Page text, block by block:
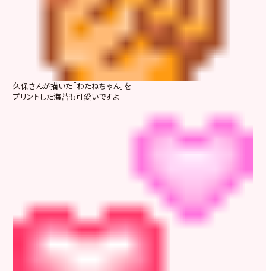
久保さんが描いた「わたねちゃん」を
プリントした海苔も可愛いですよ